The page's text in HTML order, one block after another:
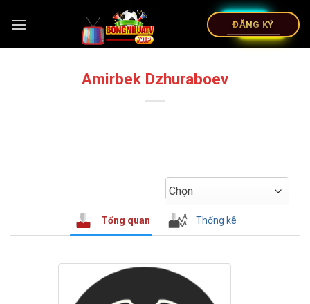
ĐĂNG KÝ
Amirbek Dzhuraboev
Chọn
Tổng quan Thống kê